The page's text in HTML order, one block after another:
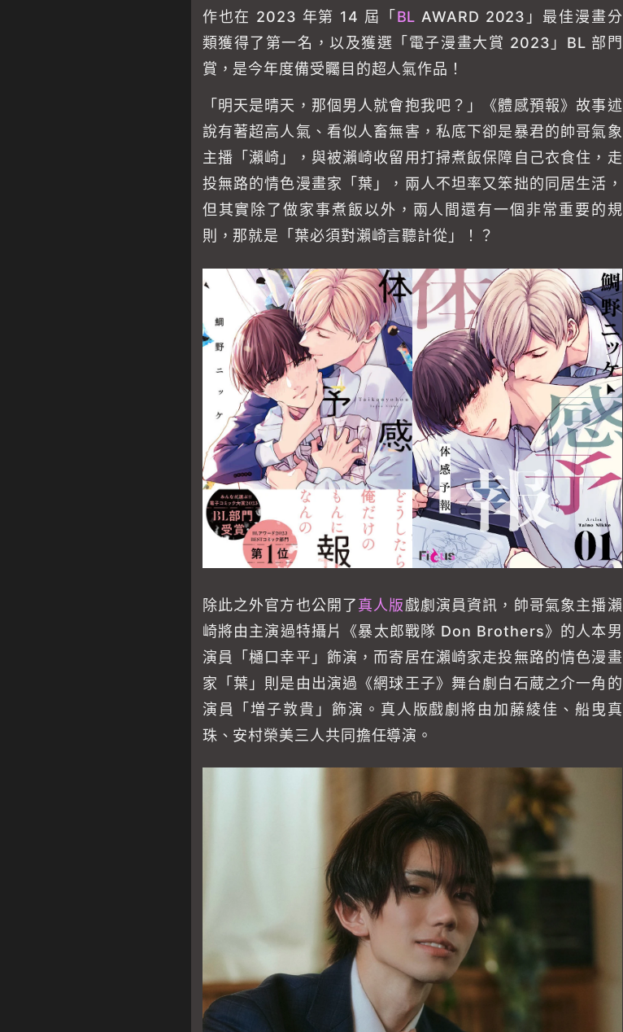
作也在 2023 年第 14 屆「 BL AWARD 2023」最佳漫畫分
類獲得了第一名，以及獲選「電子漫畫大賞 2023」BL 部門
賞，是今年度備受矚目的超人氣作品！
「明天是晴天，那個男人就會抱我吧？」《體感預報》故事述
說有著超高人氣、看似人畜無害，私底下卻是暴君的帥哥氣象
主播「瀨崎」，與被瀨崎收留用打掃煮飯保障自己衣食住，走
投無路的情色漫畫家「葉」，兩人不坦率又笨拙的同居生活，
但其實除了做家事煮飯以外，兩人間還有一個非常重要的規
則，那就是「葉必須對瀨崎言聽計從」！？
除此之外官方也公開了真人版戲劇演員資訊，帥哥氣象主播瀨
崎將由主演過特攝片《暴太郎戰隊 Don Brothers》的人本男
演員「樋口幸平」飾演，而寄居在瀨崎家走投無路的情色漫畫
家「葉」則是由出演過《網球王子》舞台劇白石蔵之介一角的
演員「増子敦貴」飾演。真人版戲劇將由加藤綾佳、船曳真
珠、安村榮美三人共同擔任導演。